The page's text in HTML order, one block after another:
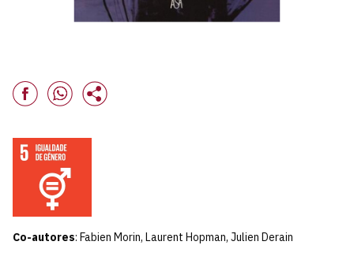
Co-autores: Fabien Morin, Laurent Hopman, Julien Derain